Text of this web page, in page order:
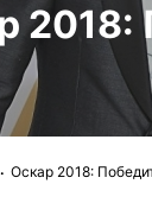
2018:
Оскар 2018: